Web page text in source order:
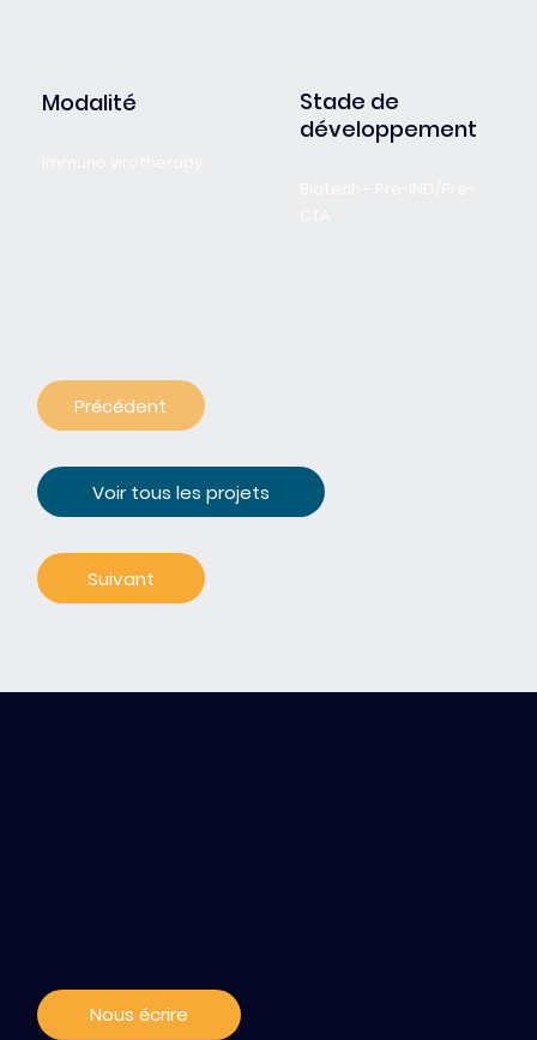
Modalité
Stade de
développement
Précédent
Voir tous les projets
Nous écrire